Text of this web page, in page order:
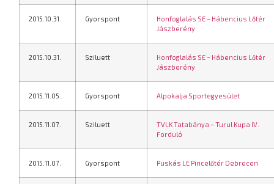
2015.10.31. Gyorspont
Honfoglalás SE – Hábencius Lőtér
Jászberény
2015.10.31. Sziluett
Honfoglalás SE – Hábencius Lőtér
Jászberény
2015.11.05. Gyorspont Alpokalja Sportegyesület
2015.11.07. Sziluett
TVLK Tatabánya – Turul Kupa IV.
Forduló
2015.11.07. Gyorspont Puskás LE Pincelőtér Debrecen